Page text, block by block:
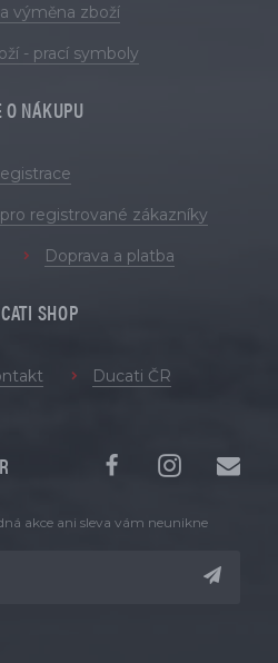
výměna zboží
- prací symboly
O NÁKUPU
registrované zákazníky
Doprava a platba
SHOP
Ducati ČR
akce ani sleva vám neunikne